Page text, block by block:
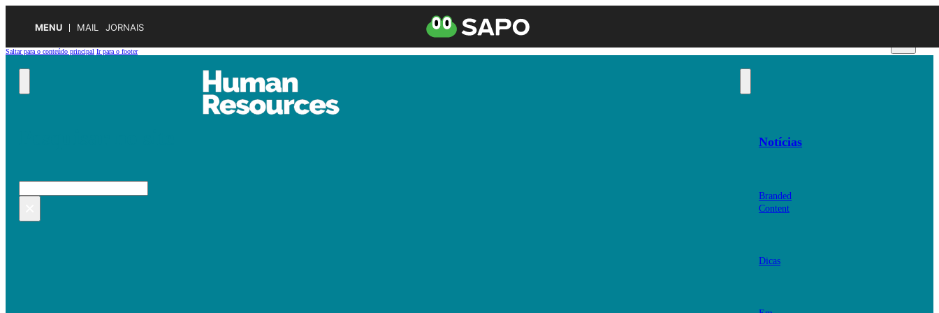
MENU MAIL JORNAIS
Saltar para o conteúdo principal Ir para o footer
Pesquisar
Notícias
Branded
Content
Dicas